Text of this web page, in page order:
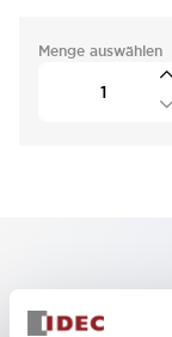
Menge auswählen